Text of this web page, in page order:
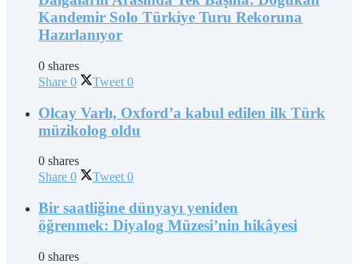
Kandemir Solo Türkiye Turu Rekoruna
Hazırlanıyor
0 shares
Share 0 Tweet 0
Olcay Varlı, Oxford’a kabul edilen ilk Türk
müzikolog oldu
0 shares
Share 0 Tweet 0
Bir saatliğine dünyayı yeniden
öğrenmek: Diyalog Müzesi’nin hikâyesi
0 shares